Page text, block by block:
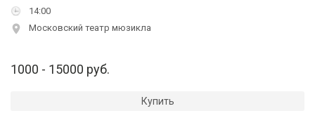
14:00
Московский театр мюзикла
1000 - 15000 руб.
Купить